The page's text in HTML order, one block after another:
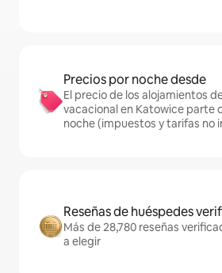
Precios por noche desde
El precio de los alojamientos
vacacional en Katowice parte
noche (impuestos y tarifas no
Reseñas de huéspedes
Más de 28,780 reseñas
a elegir